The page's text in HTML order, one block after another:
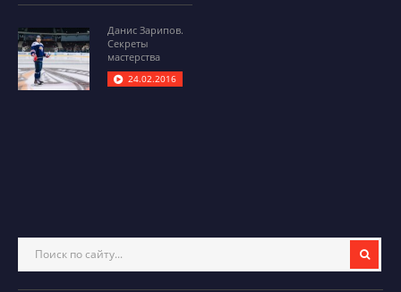
Данис Зарипов.
Секреты
мастерства
24.02.2016